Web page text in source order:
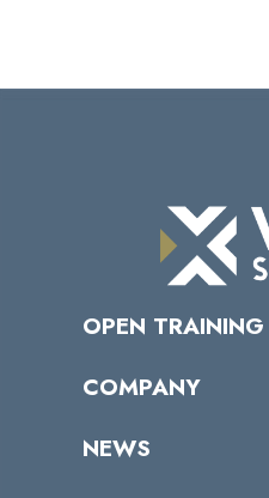
OPEN TRAINING
受講者の声
COMPANY
トップメッセージ
NEWS